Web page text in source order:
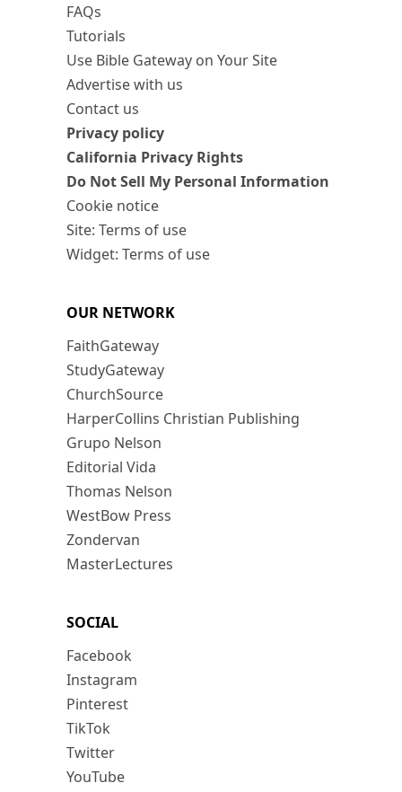
FAQs
Tutorials
Use Bible Gateway on Your Site
Advertise with us
Contact us
Privacy policy
California Privacy Rights
Do Not Sell My Personal Information
Cookie notice
Site: Terms of use
Widget: Terms of use
OUR NETWORK
FaithGateway
StudyGateway
ChurchSource
HarperCollins Christian Publishing
Grupo Nelson
Editorial Vida
Thomas Nelson
WestBow Press
Zondervan
MasterLectures
SOCIAL
Facebook
Instagram
Pinterest
TikTok
Twitter
YouTube